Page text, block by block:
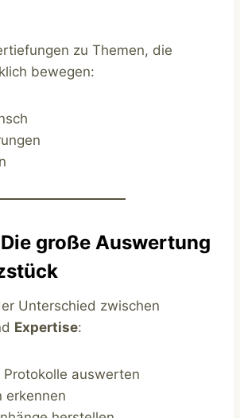
zu Themen, die
bewegen:
große Auswertung
Unterschied zwischen
Expertise:
auswerten
erkennen